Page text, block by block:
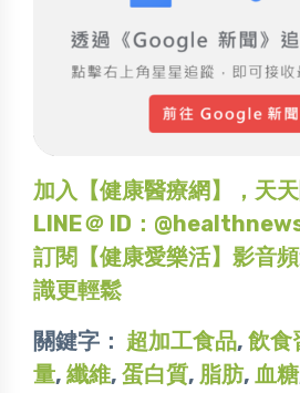
加入【健康醫療網】，天
LINE＠ ID：
訂閱【健康愛樂活】影音
識更輕鬆
關鍵字： 超加工食品, 飲食
量, 纖維, 蛋白質, 脂肪, 血糖